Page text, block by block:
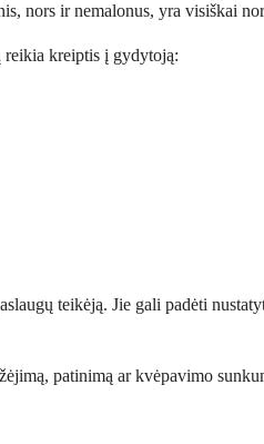
nors ir nemalonus, yra visiškai
reikia kreiptis į gydytoją:
teikėją. Jie gali padėti
patinimą ar kvėpavimo